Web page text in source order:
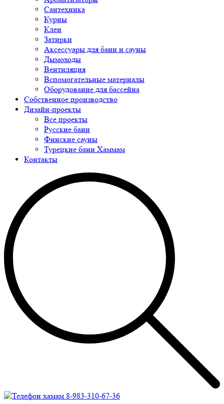
Сантехника
Курны
Клеи
Затирки
Аксессуары для бани и сауны
Дымоходы
Вентиляция
Вспомогательные материалы
Оборудование для бассейна
Собственное производство
Дизайн-проекты
Все проекты
Русские бани
Финские сауны
Турецкие бани Хаммам
Контакты
8-983-310-67-36